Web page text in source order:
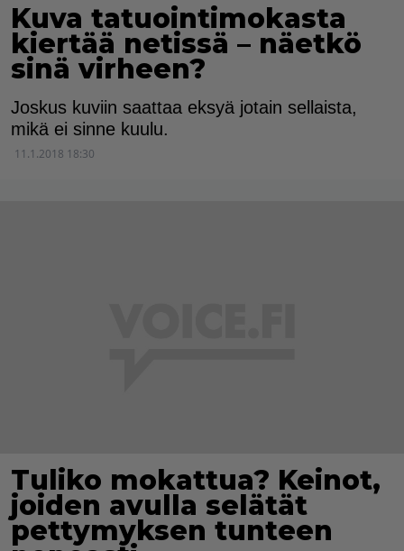
Kuva tatuointimokasta
kiertää netissä – näetkö
sinä virheen?
Joskus kuviin saattaa eksyä jotain sellaista,
mikä ei sinne kuulu.
11.1.2018 18:30
Tuliko mokattua? Keinot,
joiden avulla selätät
pettymyksen tunteen